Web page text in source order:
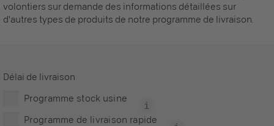
volontiers sur demande des informations détaillées sur
d'autres types de produits de notre programme de livraison.
Délai de livraison
Programme stock usine
Programme de livraison rapide